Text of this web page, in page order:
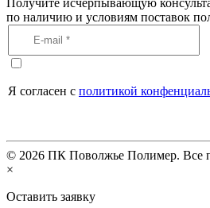
Получите исчерпывающую
по наличию и условиям поставок
Я согласен с политикой
© 2026 ПК Поволжье Полимер. Все
×
Оставить заявку